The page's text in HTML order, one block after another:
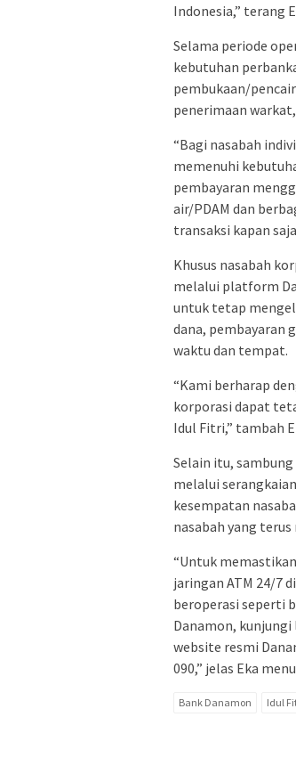
Indonesia,” terang
Selama periode
kebutuhan
pembukaan/
penerimaan
“Bagi nasabah
memenuhi
pembayaran
air/PDAM dan
transaksi kapan
Khusus nasabah
melalui platform
untuk tetap
dana, pembayaran
waktu dan tempat.
“Kami berharap
korporasi dapat
Idul Fitri,” tambah
Selain itu,
melalui
kesempatan
nasabah yang
“Untuk
jaringan ATM 24/7
beroperasi seperti
Danamon,
website resmi
090,” jelas Eka
Bank Danamon Idul